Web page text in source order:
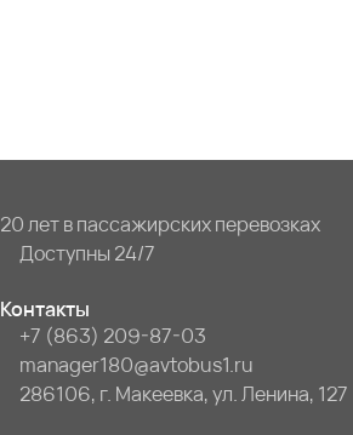
20 лет в пассажирских перевозках
Доступны 24/7
Контакты
+7 (863) 209-87-03
manager180@avtobus1.ru
286106, г. Макеевка, ул. Ленина, 127